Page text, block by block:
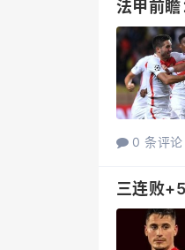
法甲前
0 条评论
三连败